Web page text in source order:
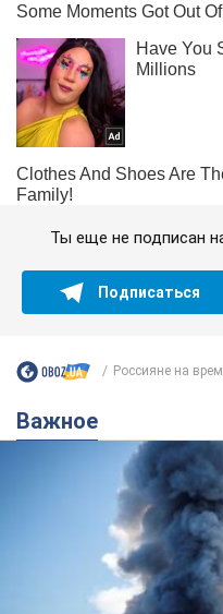
Ты еще не подписан
Подписаться
Россияне на
Важное